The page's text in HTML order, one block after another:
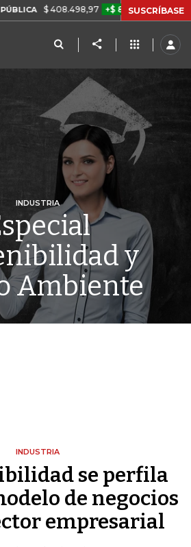
$ 408.498,97 +$ 8.753,81 +2,19%
SUSCRÍBASE
INDUSTRIA
y
Ambiente
INDUSTRIA
se perfila
de negocios
empresarial